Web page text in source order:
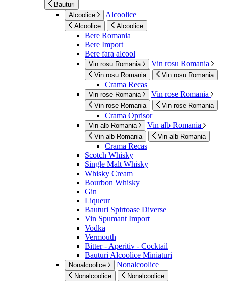
Bauturi
Alcoolice
Alcoolice
Alcoolice Alcoolice
Bere Romania
Bere Import
Bere fara alcool
Vin rosu Romania Vin rosu Romania
Vin rosu Romania Vin rosu Romania
Crama Recas
Vin rose Romania Vin rose Romania
Vin rose Romania Vin rose Romania
Crama Oprisor
Vin alb Romania Vin alb Romania
Vin alb Romania Vin alb Romania
Crama Recas
Scotch Whisky
Single Malt Whisky
Whisky Cream
Bourbon Whisky
Gin
Liqueur
Bauturi Spirtoase Diverse
Vin Spumant Import
Vodka
Vermouth
Bitter - Aperitiv - Cocktail
Bauturi Alcoolice Miniaturi
Nonalcoolice Nonalcoolice
Nonalcoolice Nonalcoolice